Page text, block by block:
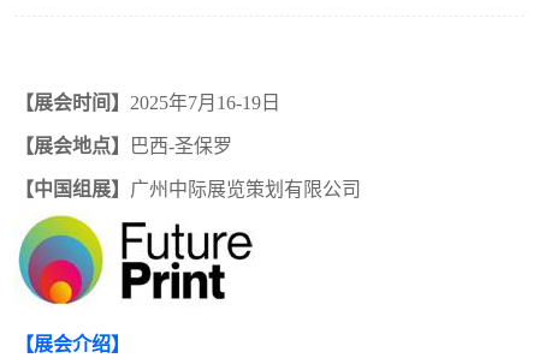
【展会时间】 2025年7月 16-19 日
【展会地点】 巴西-圣保罗
【中国组展】 广州中际展览策划有限公司
【展会介绍】